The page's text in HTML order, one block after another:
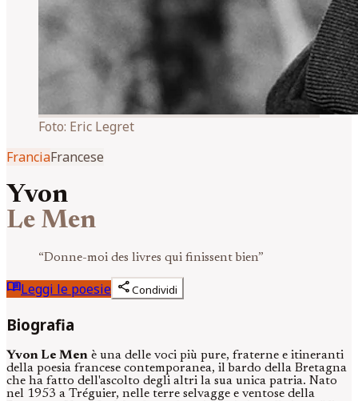
Foto: Eric Legret
FranciaFrancese
Yvon
Le Men
“Donne-moi des livres qui finissent bien”
menu_bookLeggi le poesie shareCondividi
Biografia
Yvon Le Men è una delle voci più pure, fraterne e itineranti
della poesia francese contemporanea, il bardo della Bretagna
che ha fatto dell'ascolto degli altri la sua unica patria. Nato
nel 1953 a Tréguier, nelle terre selvagge e ventose della